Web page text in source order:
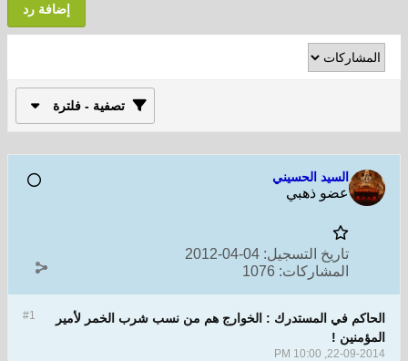
إضافة رد
تصفية - فلترة
السيد الحسيني
عضو ذهبي
تاريخ التسجيل: 04-04-2012
المشاركات: 1076
#1
الحاكم في المستدرك : الخوارج هم من نسب شرب الخمر لأمير
المؤمنين !
22-09-2014, 10:00 PM